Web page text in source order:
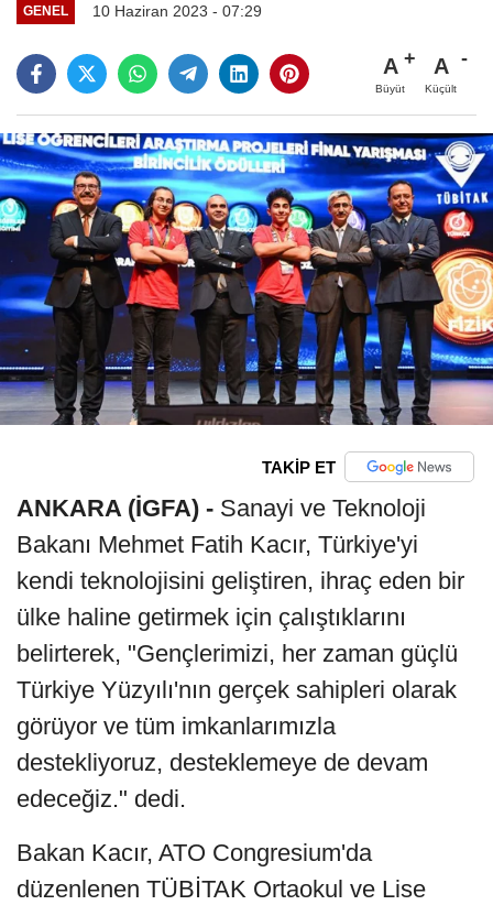
GENEL 10 Haziran 2023 - 07:29
A
Büyüt
A
Küçült
TAKİP ET
ANKARA (İGFA) - Sanayi ve Teknoloji
Bakanı Mehmet Fatih Kacır, Türkiye'yi
kendi teknolojisini geliştiren, ihraç eden bir
ülke haline getirmek için çalıştıklarını
belirterek, "Gençlerimizi, her zaman güçlü
Türkiye Yüzyılı'nın gerçek sahipleri olarak
görüyor ve tüm imkanlarımızla
destekliyoruz, desteklemeye de devam
edeceğiz." dedi.
Bakan Kacır, ATO Congresium'da
düzenlenen TÜBİTAK Ortaokul ve Lise